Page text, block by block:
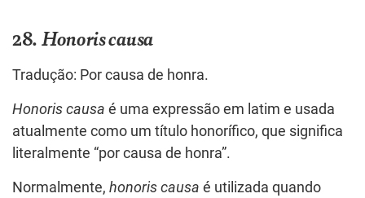
28.Honoris causa
Tradução: Por causa de honra.
Honoris causa é uma expressão em latim e usada
atualmente como um título honorífico, que significa
literalmente “por causa de honra”.
Normalmente, honoris causa é utilizada quando